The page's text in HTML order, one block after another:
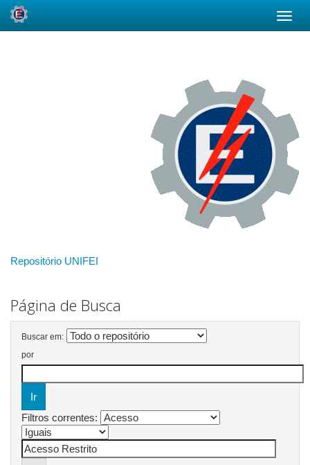
Repositório UNIFEI
Página de Busca
Buscar em:
por
Filtros correntes: